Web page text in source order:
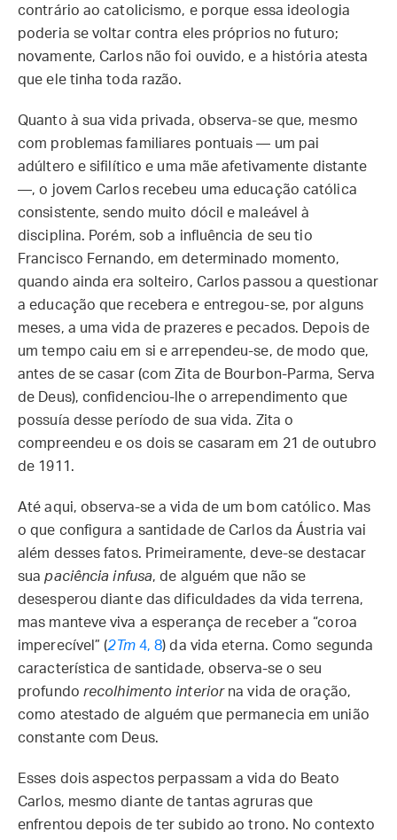
contrário ao catolicismo, e porque essa ideologia
poderia se voltar contra eles próprios no futuro;
novamente, Carlos não foi ouvido, e a história atesta
que ele tinha toda razão.
Quanto à sua vida privada, observa-se que, mesmo
com problemas familiares pontuais — um pai
adúltero e sifilítico e uma mãe afetivamente distante
—, o jovem Carlos recebeu uma educação católica
consistente, sendo muito dócil e maleável à
disciplina. Porém, sob a influência de seu tio
Francisco Fernando, em determinado momento,
quando ainda era solteiro, Carlos passou a questionar
a educação que recebera e entregou-se, por alguns
meses, a uma vida de prazeres e pecados. Depois de
um tempo caiu em si e arrependeu-se, de modo que,
antes de se casar (com Zita de Bourbon-Parma, Serva
de Deus), confidenciou-lhe o arrependimento que
possuía desse período de sua vida. Zita o
compreendeu e os dois se casaram em 21 de outubro
de 1911.
Até aqui, observa-se a vida de um bom católico. Mas
o que configura a santidade de Carlos da Áustria vai
além desses fatos. Primeiramente, deve-se destacar
suapaciência infusa, de alguém que não se
desesperou diante das dificuldades da vida terrena,
mas manteve viva a esperança de receber a “coroa
imperecível” (2Tm4, 8) da vida eterna. Como segunda
característica de santidade, observa-se o seu
profundo recolhimento interiorna vida de oração,
como atestado de alguém que permanecia em união
constante com Deus.
Esses dois aspectos perpassam a vida do Beato
Carlos, mesmo diante de tantas agruras que
enfrentou depois de ter subido ao trono. No contexto